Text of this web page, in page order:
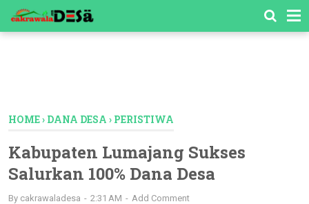
HOME› DANA DESA › PERISTIWA
Kabupaten Lumajang Sukses
Salurkan 100% Dana Desa
By cakrawaladesa 2:31 AM Add Comment